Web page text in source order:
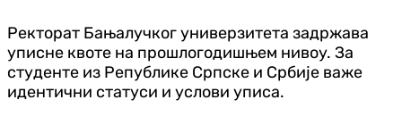
Ректорат Бањалучког универзитета задржава
уписне квоте на прошлогодишњем нивоу. За
студенте из Републике Српске и Србије важе
идентични статуси и услови уписа.